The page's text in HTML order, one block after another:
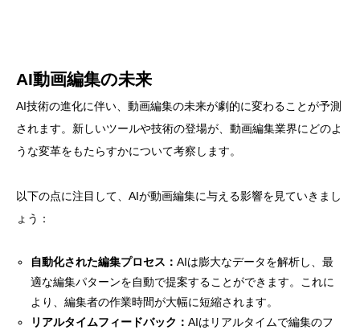
AI動画編集の未来
AI技術の進化に伴い、動画編集の未来が劇的に変わることが予測
されます。新しいツールや技術の登場が、動画編集業界にどのよ
うな変革をもたらすかについて考察します。
以下の点に注目して、AIが動画編集に与える影響を見ていきまし
ょう：
自動化された編集プロセス：AIは膨大なデータを解析し、最
適な編集パターンを自動で提案することができます。これに
より、編集者の作業時間が大幅に短縮されます。
リアルタイムフィードバック：AIはリアルタイムで編集のフ